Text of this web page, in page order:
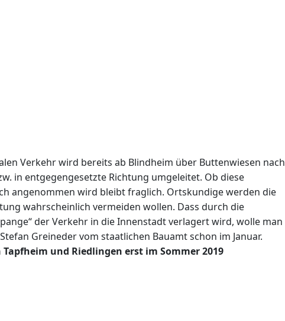
Verkehr wird bereits ab Blindheim über Buttenwiesen nach
in entgegengesetzte Richtung umgeleitet. Ob diese
angenommen wird bleibt fraglich. Ortskundige werden die
wahrscheinlich vermeiden wollen. Dass durch die
der Verkehr in die Innenstadt verlagert wird, wolle man
Greineder vom staatlichen Bauamt schon im Januar.
und Riedlingen erst im Sommer 2019